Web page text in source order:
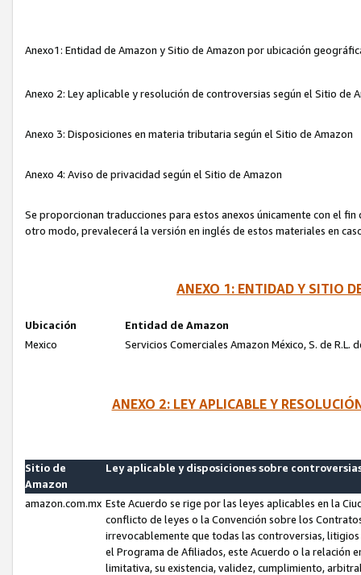
Anexo1: Entidad de Amazon y Sitio de Amazon por ubicación
Anexo 2: Ley aplicable y resolución de controversias según el Sitio de
Anexo 3: Disposiciones en materia tributaria según el Sitio de Amazon
Anexo 4: Aviso de privacidad según el Sitio de Amazon
Se proporcionan traducciones para estos anexos únicamente con el
otro modo, prevalecerá la versión en inglés de estos materiales en
ANEXO 1: ENTIDAD Y SITIO
Ubicación
Entidad de Amazon
Mexico
Servicios Comerciales Amazon México, S. de R.L.
ANEXO 2: LEY APLICABLE Y
Sitio de
Amazon
Ley aplicable y disposiciones sobre
amazon.com.mx Este Acuerdo se rige por las leyes aplicables en la
conflicto de leyes o la Convención sobre los
irrevocablemente que todas las controversias,
el Programa de Afiliados, este Acuerdo o la relación
limitativa, su existencia, validez, cumplimiento,